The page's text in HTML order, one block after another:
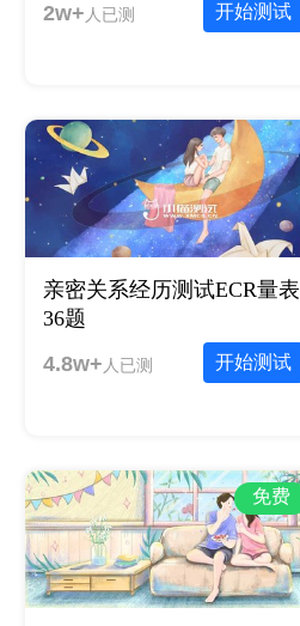
开始测试
2w+ 人已测
亲密关系经历测试ECR量表
36题
开始测试
4.8w+ 人已测
免费